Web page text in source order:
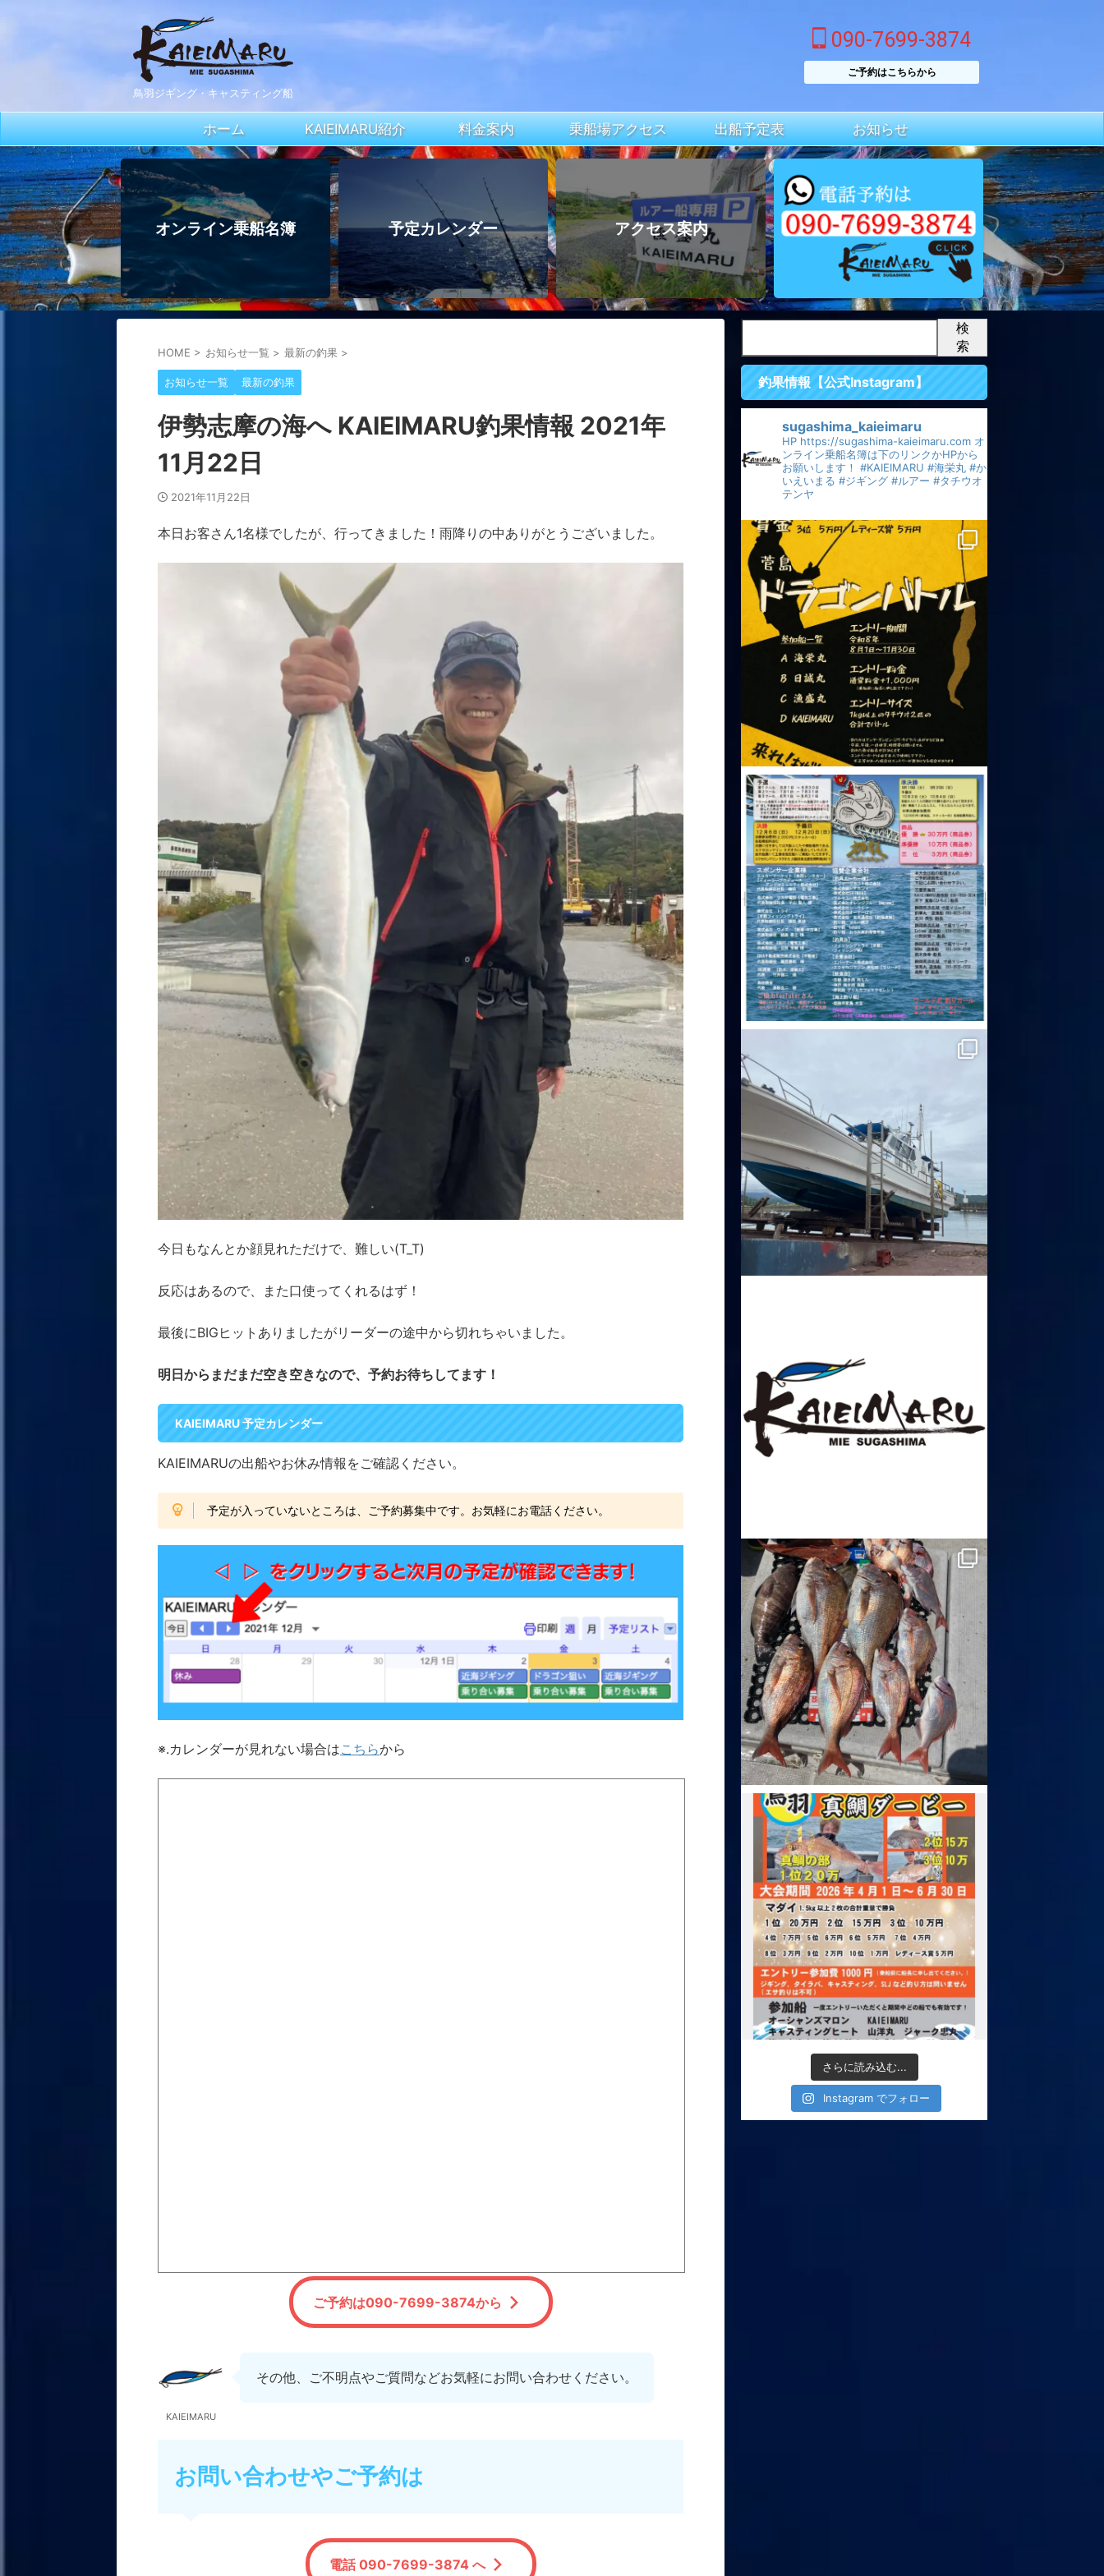
鳥羽ジギング・キャスティング船
090-7699-3874
ご予約はこちらから
ホーム KAIEIMARU紹介 料金案内 乗船場アクセス 出船予定表 お知らせ
オンライン乗船名簿 予定カレンダー アクセス案内
HOME > お知らせ一覧 > 最新の釣果 >
お知らせ一覧 最新の釣果
伊勢志摩の海へ KAIEIMARU釣果情報 2021年
11月22日
2021年11月22日
本日お客さん1名様でしたが、行ってきました！雨降りの中ありがとうございました。
今日もなんとか顔見れただけで、難しい(T_T)
反応はあるので、また口使ってくれるはず！
最後にBIGヒットありましたがリーダーの途中から切れちゃいました。
明日からまだまだ空き空きなので、予約お待ちしてます！
KAIEIMARU 予定カレンダー
KAIEIMARUの出船やお休み情報をご確認ください。
予定が入っていないところは、ご予約募集中です。お気軽にお電話ください。
※.カレンダーが見れない場合はこちらから
ご予約は090-7699-3874から
KAIEIMARU
その他、ご不明点やご質問などお気軽にお問い合わせください。
お問い合わせやご予約は
電話 090-7699-3874 へ
検
索
釣果情報【公式Instagram】
sugashima_kaieimaru
HP https://sugashima-kaieimaru.com オ
ンライン乗船名簿は下のリンクかHPから
お願いします！ #KAIEIMARU #海栄丸 #か
いえいまる #ジギング #ルアー #タチウオ
テンヤ
さらに読み込む...
Instagram でフォロー